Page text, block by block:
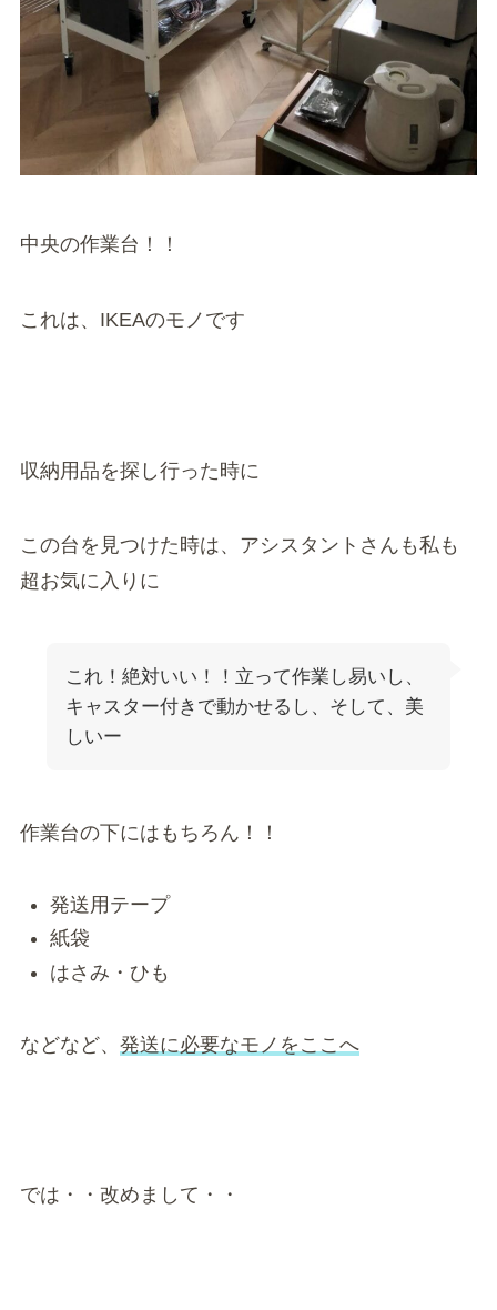
中央の作業台！！
これは、IKEAのモノです
収納用品を探し行った時に
この台を見つけた時は、アシスタントさんも私も
超お気に入りに
これ！絶対いい！！立って作業し易いし、
キャスター付きで動かせるし、そして、美
しいー
作業台の下にはもちろん！！
発送用テープ
紙袋
はさみ・ひも
などなど、 発送に必要なモノをここへ
では・・改めまして・・